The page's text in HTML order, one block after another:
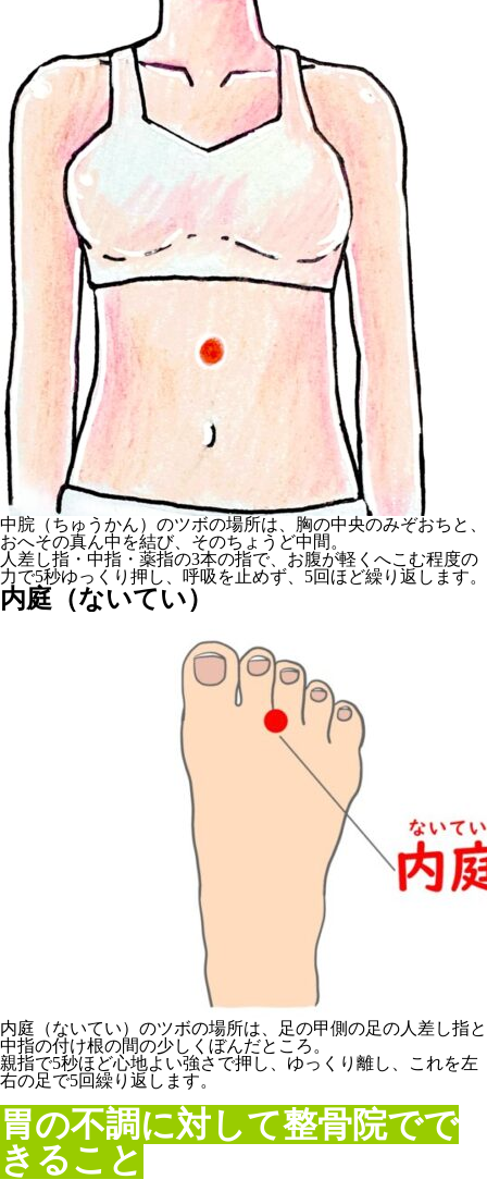
中脘（ちゅうかん）のツボの場所は、胸の中央のみぞおちと、
おへその真ん中を結び、そのちょうど中間。
人差し指・中指・薬指の3本の指で、お腹が軽くへこむ程度の
力で5秒ゆっくり押し、呼吸を止めず、5回ほど繰り返します。
内庭（ないてい）
内庭（ないてい）のツボの場所は、足の甲側の足の人差し指と
中指の付け根の間の少しくぼんだところ。
親指で5秒ほど心地よい強さで押し、ゆっくり離し、これを左
右の足で5回繰り返します。
胃の不調に対して整骨院でで
きること